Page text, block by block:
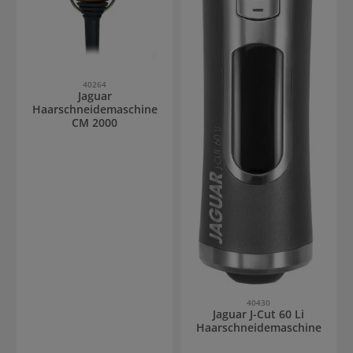
40264
Jaguar
Haarschneidemaschine
CM 2000
40430
Jaguar J-Cut 60 Li
Haarschneidemaschine